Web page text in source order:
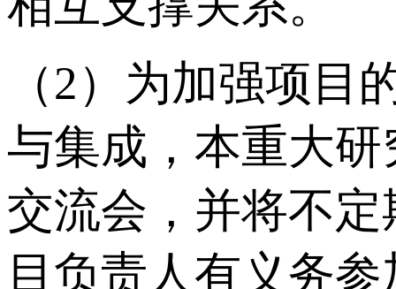
（2）为加强项
与集成，本重大
交流会，并将不
目负责人有义务